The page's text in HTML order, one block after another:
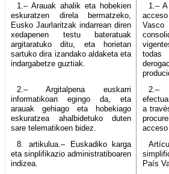
1.– Arauak ahalik eta hobekien
eskuratzen direla bermatzeko,
Eusko Jaurlaritzak indarrean diren
xedapenen testu bateratuak
argitaratuko ditu, eta horietan
sartuko dira izandako aldaketa eta
indargabetze guztiak.
1.–
2.– Argitalpena euskarri
informatikoan egingo da, eta
arauak gehiago eta hobekiago
eskuratzea ahalbidetuko duten
sare telematikoen bidez.
2.–
a
acceso
8. artikulua.– Euskadiko karga
eta sinplifikazio administratiboaren
indizea.
País